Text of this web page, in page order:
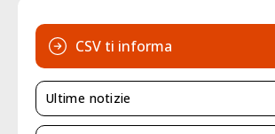
CSV ti informa
Ultime notizie